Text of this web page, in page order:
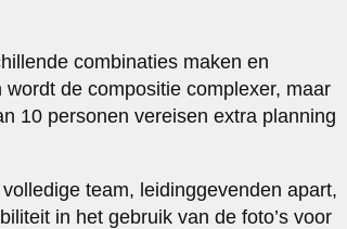
combinaties maken en
de compositie complexer, maar
10 personen vereisen extra planning
team, leidinggevenden apart,
in het gebruik van de foto’s voor